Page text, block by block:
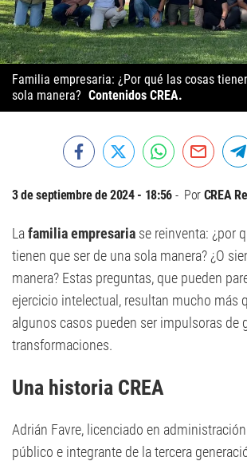
Familia empresaria: ¿Por qué las cosas
sola manera? Contenidos CREA.
3 de septiembre de 2024 - 18:56 Por CREA
Lafamilia empresaria se reinventa: ¿por
tienen que ser de una sola manera? ¿O
manera? Estas preguntas, que pueden
ejercicio intelectual, resultan mucho más
algunos casos pueden ser impulsoras de
transformaciones.
Una historia CREA
Adrián Favre, licenciado en
público e integrante de la tercera